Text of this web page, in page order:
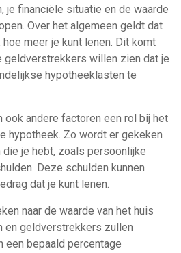
je financiële situatie en de waarde
Over het algemeen geldt dat
meer je kunt lenen. Dit komt
geldverstrekkers willen zien dat je
hypotheeklasten te
ook andere factoren een rol bij het
hypotheek. Zo wordt er gekeken
die je hebt, zoals persoonlijke
Deze schulden kunnen
dat je kunt lenen.
naar de waarde van het huis
en geldverstrekkers zullen
een bepaald percentage